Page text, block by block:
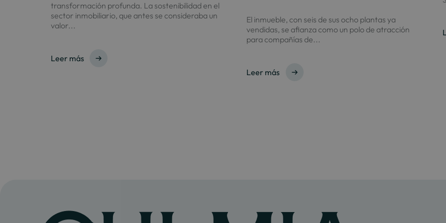
transformación profunda. La sostenibilidad en el
sector inmobiliario, que antes se consideraba un
valor...
Leer más
El inmueble, con seis de sus ocho plantas ya
vendidas, se afianza como un polo de atracción
para compañías de...
Leer más